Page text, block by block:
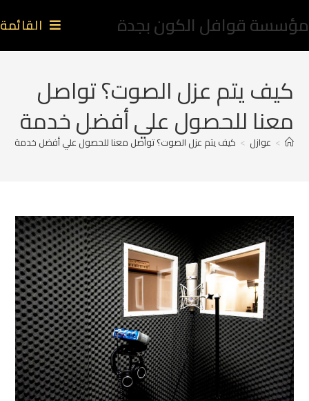
مؤسسة قوافل الكون بجدة القائمة
كيف يتم عزل الصوت؟ تواصل
معنا للحصول علي أفضل خدمة
> عوازل > كيف يتم عزل الصوت؟ تواصل معنا للحصول علي أفضل خدمة